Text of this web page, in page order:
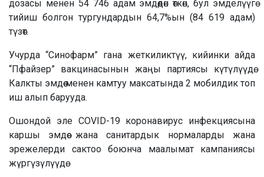
дозасы менен 54 746 адам эмдөөдөн өткөн, бул эмделүүгө
тийиш болгон тургундардын 64,7%ын (84 619 адам)
түзөт.
Учурда “Синофарм” гана жеткиликтүү, кийинки айда
“Пфайзер” вакцинасынын жаңы партиясы күтүлүүдө.
Калкты эмдөө менен камтуу максатында 2 мобилдик топ
иш алып барууда.
Ошондой эле COVID-19 коронавирус инфекциясына
каршы эмдөө жана санитардык нормаларды жана
эрежелерди сактоо боюнча маалымат кампаниясы
жүргүзүлүүдө.